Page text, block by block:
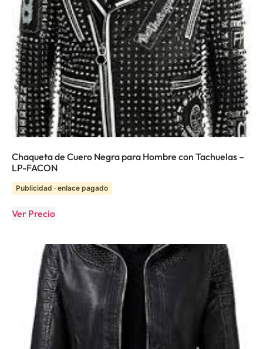
Chaqueta de Cuero Negra para Hombre con Tachuelas –
LP-FACON
Publicidad · enlace pagado
Ver Precio